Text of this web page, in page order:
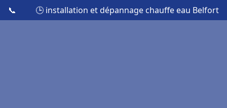
📞 🕒 installation et dépannage chauffe eau Belfort